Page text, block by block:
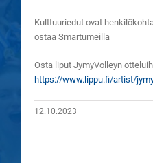
Kulttuuriedut ovat
ostaa Smartumeilla
Osta liput JymyVolleyn
https://www.lippu.fi/artist/
12.10.2023